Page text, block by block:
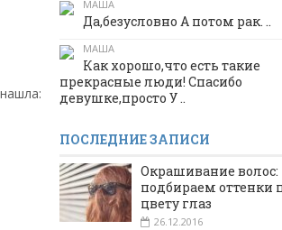
МАША
Да,безусловно А потом рак. ..
МАША
Как хорошо,что есть такие
прекрасные люди! Спасибо
девушке,просто У ..
ПОСЛЕДНИЕ ЗАПИСИ
Окрашивание волос:
подбираем оттенки
цвету глаз
26.12.2016